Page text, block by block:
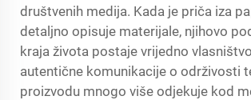
društvenih medija. Kada je priča iza
detaljno opisuje materijale, njihovo
kraja života postaje vrijedno
autentične komunikacije o održivosti
proizvodu mnogo više odjekuje kod